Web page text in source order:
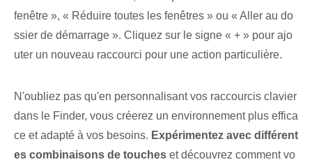
fenêtre », « Réduire toutes les fenêtres » ou « Aller au do
ssier de démarrage ». Cliquez sur le signe « + » pour ajo
uter un nouveau raccourci pour une action particulière.
N'oubliez pas qu'en personnalisant vos raccourcis clavier
dans le Finder, vous créerez un environnement plus effica
ce et adapté à vos besoins. Expérimentez avec différent
es combinaisons de touches et découvrez comment vo